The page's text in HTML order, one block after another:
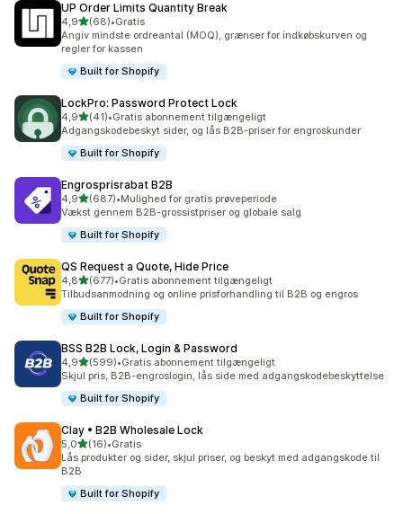
UP Order Limits Quantity Break
4,9ud af 5 stjerner
(68)
68 anmeldelser i alt
•Gratis
Angiv mindste ordreantal (MOQ), grænser for indkøbskurven og
regler for kassen
Built for Shopify
LockPro: Password Protect Lock
4,9ud af 5 stjerner
(41)
41 anmeldelser i alt
•Gratis abonnement tilgængeligt
Adgangskodebeskyt sider, og lås B2B-priser for engroskunder
Built for Shopify
Engrosprisrabat B2B
4,9ud af 5 stjerner
(687)
687 anmeldelser i alt
•Mulighed for gratis prøveperiode
Vækst gennem B2B-grossistpriser og globale salg
Built for Shopify
QS Request a Quote, Hide Price
4,8ud af 5 stjerner
(677)
677 anmeldelser i alt
•Gratis abonnement tilgængeligt
Tilbudsanmodning og online prisforhandling til B2B og engros
Built for Shopify
BSS B2B Lock, Login & Password
4,9ud af 5 stjerner
(599)
599 anmeldelser i alt
•Gratis abonnement tilgængeligt
Skjul pris, B2B-engroslogin, lås side med adgangskodebeskyttelse
Built for Shopify
Clay • B2B Wholesale Lock
5,0ud af 5 stjerner
(16)
16 anmeldelser i alt
•Gratis
Lås produkter og sider, skjul priser, og beskyt med adgangskode til
B2B
Built for Shopify